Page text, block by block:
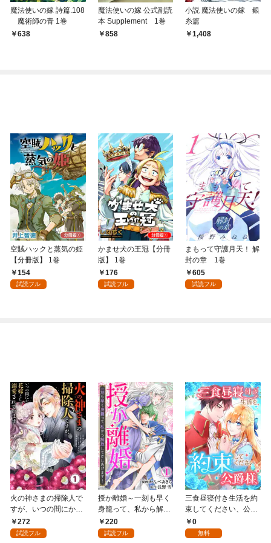
魔法使いの嫁 詩篇.108
魔術師の青 1巻
638
魔法使いの嫁 公式副読
本 Supplement 1巻
858
小説 魔法使いの嫁 銀
糸篇
1,408
空賊ハックと蒸気の姫
【分冊版】 1巻
154
試読フル
かませ犬の王冠【分冊
版】 1巻
176
試読フル
まもって守護月天！ 解
封の章 1巻
605
試読フル
火の神さまの掃除人で
すが、いつの間にか花
嫁として溺愛されてい
ます【単話】（１）
272
試読フル
授か離婚～一刻も早く
身籠って、私から解放
してさしあげます！1
220
試読フル
三食昼寝付き生活を約
束してください、公爵
様 1話
0
無料